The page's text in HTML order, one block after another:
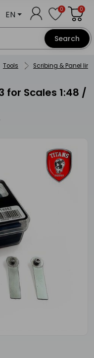
Search
EN 0 0
Tools Scribing & Panel line